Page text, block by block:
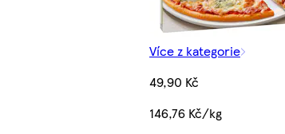
Více z kategorie
49,90 Kč
146,76 Kč/kg